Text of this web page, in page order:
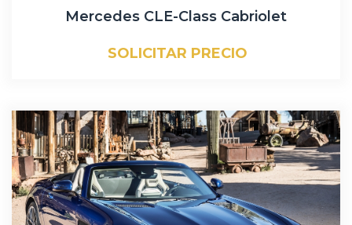
Mercedes CLE-Class Cabriolet
SOLICITAR PRECIO